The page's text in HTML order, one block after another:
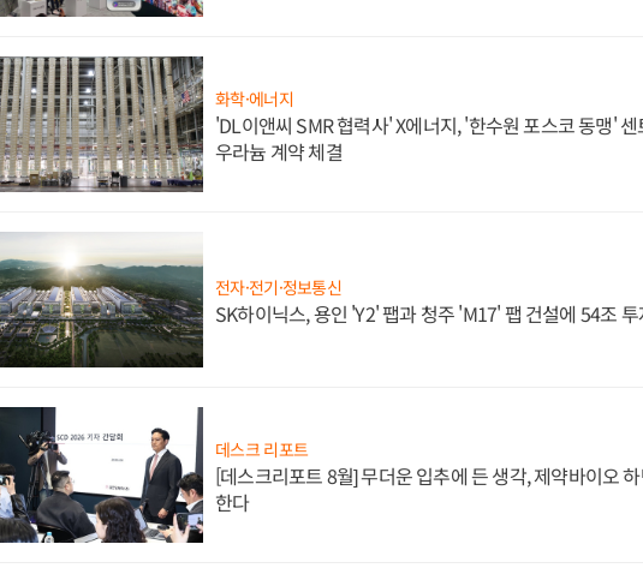
화학·에너지
'DL이앤씨 SMR 협력사' X에너지, '한수원 포스코 동맹'
우라늄 계약 체결
전자·전기·정보통신
SK하이닉스, 용인 'Y2' 팹과 청주 'M17' 팹 건설에 54조 투
데스크 리포트
[데스크리포트 8월] 무더운 입추에 든 생각, 제약바이오
한다